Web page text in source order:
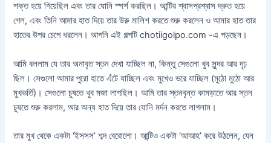
শক্ত হয়ে গিয়েছিল এবং তার যোনি স্পর্শ করছিল। আন্টির শ্বাসপ্রশ্বাস দ্রুত হয়ে
গেল, এবং তিনি আমার হাত দিয়ে তার উরু মালিশ করতে শুরু করলেন ও আমার হাত তার
হাতের উপর চেপে ধরলেন। আপনি এই গল্পটি chotiigolpo.com -এ পড়ছেন।
আমি বললাম যে তার অনাবৃত স্তন দেখা যাচ্ছিল না, কিন্তু সেগুলো খুব সুন্দর আর দৃঢ়
ছিল। সেগুলো আমার পুরো হাতে এঁটে যাচ্ছিল এবং মুখেও ভরে যাচ্ছিল (মুঠো মুঠো আর
মুখভর্তি)। সেগুলো চুষতে খুব মজা লাগছিল। আমি তার স্তনবৃন্ত কামড়াতে আর স্তন
চুষতে শুরু করলাম, আর অন্য হাত দিয়ে তার যোনি মর্দন করতে লাগলাম।
তার মুখ থেকে একটা ‘ইসসস’ শব্দ বেরোলো। আন্টিও একটা ‘আআহ’ করে উঠলেন, যেন